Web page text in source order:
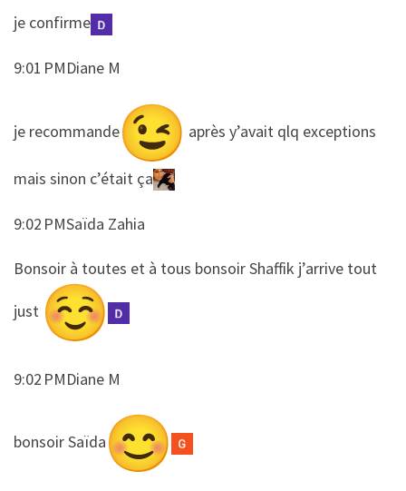
​​je confirme
9:01 PMDiane M
​​je recommande après y’avait qlq exceptions
mais sinon c’était ça
9:02 PMSaïda Zahia
​​Bonsoir à toutes et à tous bonsoir Shaffik j’arrive tout
just
9:02 PMDiane M
​​bonsoir Saïda